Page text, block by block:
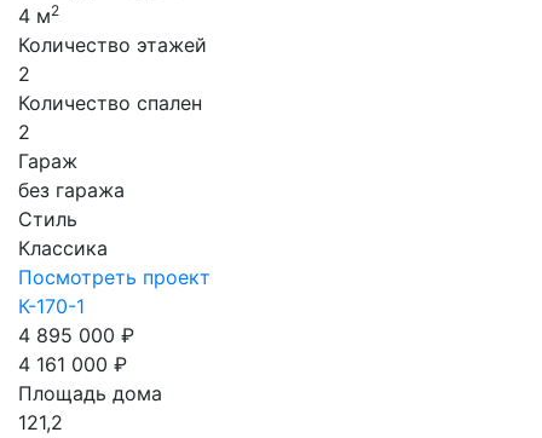
4 м2
Количество этажей
2
Количество спален
2
Гараж
без гаража
Стиль
Классика
Посмотреть проект
К-170-1
4 895 000 ₽
4 161 000 ₽
Площадь дома
121,2